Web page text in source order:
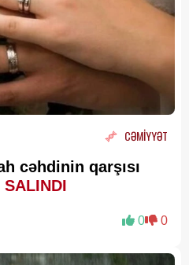
CƏMİYYƏT
cəhdinin qarşısı
0 0